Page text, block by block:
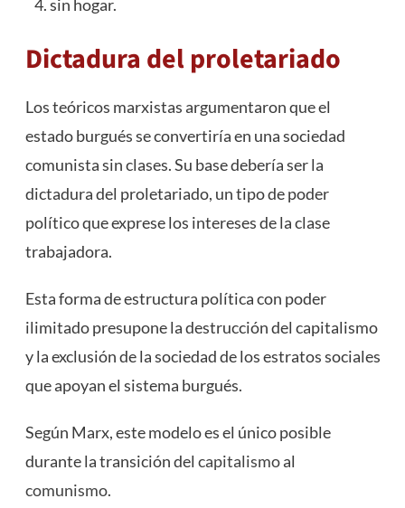
sin hogar.
Dictadura del proletariado
Los teóricos marxistas argumentaron que el
estado burgués se convertiría en una sociedad
comunista sin clases. Su base debería ser la
dictadura del proletariado, un tipo de poder
político que exprese los intereses de la clase
trabajadora.
Esta forma de estructura política con poder
ilimitado presupone la destrucción del capitalismo
y la exclusión de la sociedad de los estratos sociales
que apoyan el sistema burgués.
Según Marx, este modelo es el único posible
durante la transición del capitalismoal
comunismo.